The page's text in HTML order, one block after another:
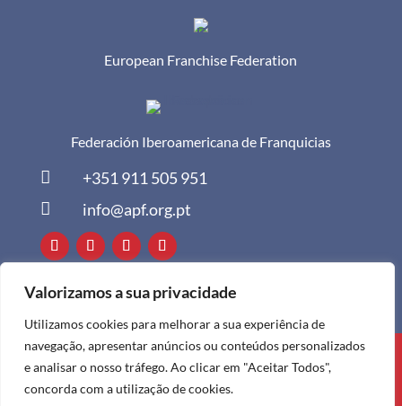
Valorizamos a sua privacidade
Utilizamos cookies para melhorar a sua experiência de
navegação, apresentar anúncios ou conteúdos personalizados
e analisar o nosso tráfego. Ao clicar em "Aceitar Todos",
concorda com a utilização de cookies.
European Franchise Federation
Federación Iberoamericana de Franquicias
 +351 911 505 951
 info@apf.org.pt
Todos os direitos reservados à APF ©
2024